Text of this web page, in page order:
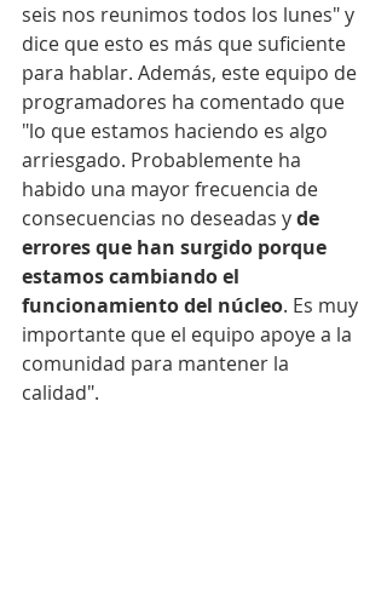
seis nos reunimos todos los lunes" y
dice que esto es más que suficiente
para hablar. Además, este equipo de
programadores ha comentado que
"lo que estamos haciendo es algo
arriesgado. Probablemente ha
habido una mayor frecuencia de
consecuencias no deseadas y de
errores que han surgido porque
estamos cambiando el
funcionamiento del núcleo. Es muy
importante que el equipo apoye a la
comunidad para mantener la
calidad".